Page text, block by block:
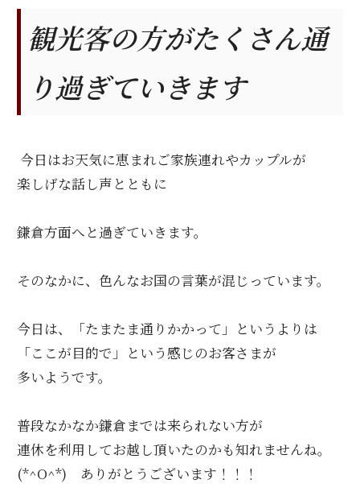
観光客の方がたくさん通
り過ぎていきます
今日はお天気に恵まれご家族連れやカップルが
楽しげな話し声とともに
鎌倉方面へと過ぎていきます。
そのなかに、色んなお国の言葉が混じっています。
今日は、「たまたま通りかかって」というよりは
「ここが目的で」という感じのお客さまが
多いようです。
普段なかなか鎌倉までは来られない方が
連休を利用してお越し頂いたのかも知れませんね。
(*^O^*) ありがとうございます！！！